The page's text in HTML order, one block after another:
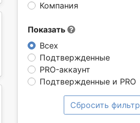
Компания
Показать
Всех
Подтвержденные
PRO-аккаунт
Подтвержденные и PRO
Сбросить фильтр